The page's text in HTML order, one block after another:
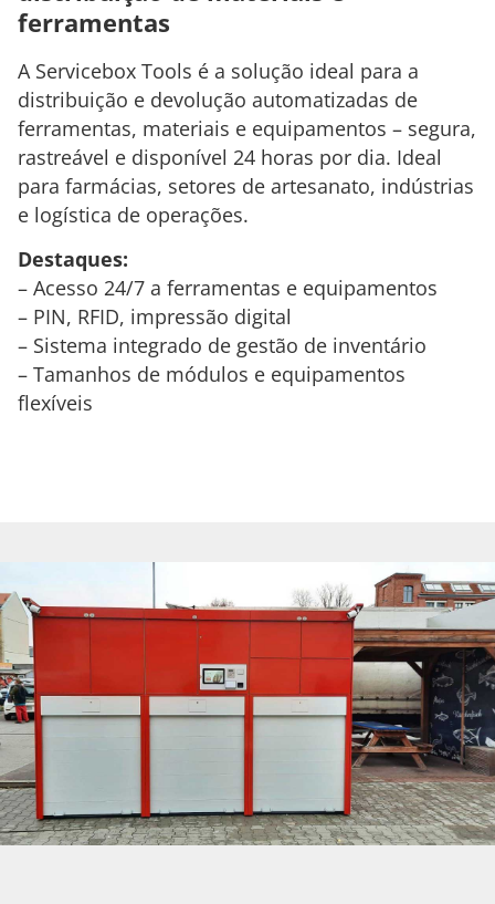
ferramentas
A Servicebox Tools é a solução ideal para a
distribuição e devolução automatizadas de
ferramentas, materiais e equipamentos – segura,
rastreável e disponível 24 horas por dia. Ideal
para farmácias, setores de artesanato, indústrias
e logística de operações.
Destaques:
– Acesso 24/7 a ferramentas e equipamentos
– PIN, RFID, impressão digital
– Sistema integrado de gestão de inventário
– Tamanhos de módulos e equipamentos
flexíveis